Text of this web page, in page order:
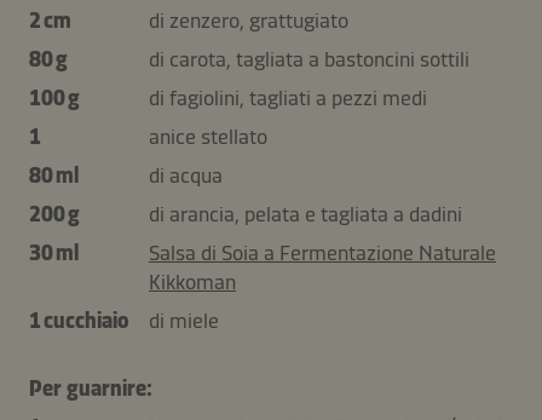
2 cm
di zenzero, grattugiato
80 g
di carota, tagliata a bastoncini sottili
100 g
di fagiolini, tagliati a pezzi medi
1
anice stellato
80 ml
di acqua
200 g
di arancia, pelata e tagliata a dadini
30 ml
Salsa di Soia a Fermentazione Naturale
Kikkoman
1 cucchiaio
di miele
Per guarnire: